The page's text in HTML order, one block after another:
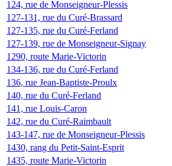
124, rue de Monseigneur-Plessis
127-131, rue du Curé-Brassard
127-135, rue du Curé-Ferland
127-139, rue de Monseigneur-Signay
1290, route Marie-Victorin
134-136, rue du Curé-Ferland
136, rue Jean-Baptiste-Proulx
140, rue du Curé-Ferland
141, rue Louis-Caron
142, rue du Curé-Raimbault
143-147, rue de Monseigneur-Plessis
1430, rang du Petit-Saint-Esprit
1435, route Marie-Victorin